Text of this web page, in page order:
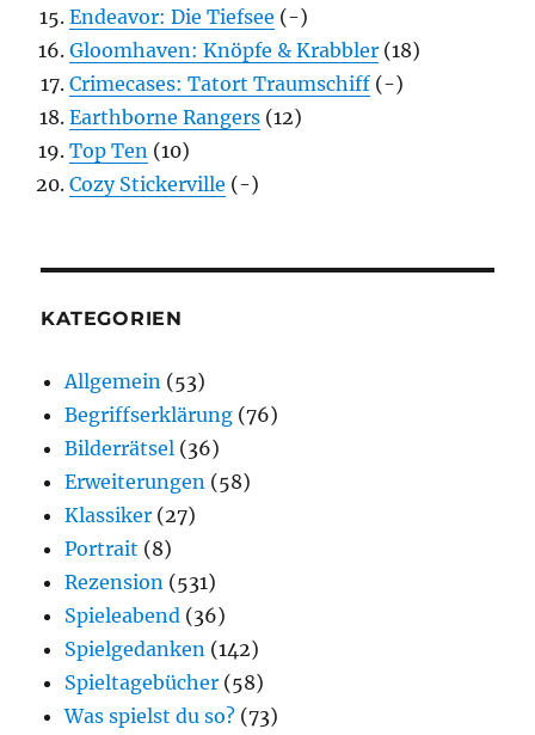
Endeavor: Die Tiefsee (-)
Gloomhaven: Knöpfe & Krabbler (18)
Crimecases: Tatort Traumschiff (-)
Earthborne Rangers (12)
Top Ten (10)
Cozy Stickerville (-)
KATEGORIEN
Allgemein (53)
Begriffserklärung (76)
Bilderrätsel (36)
Erweiterungen (58)
Klassiker (27)
Portrait (8)
Rezension (531)
Spieleabend (36)
Spielgedanken (142)
Spieltagebücher (58)
Was spielst du so? (73)